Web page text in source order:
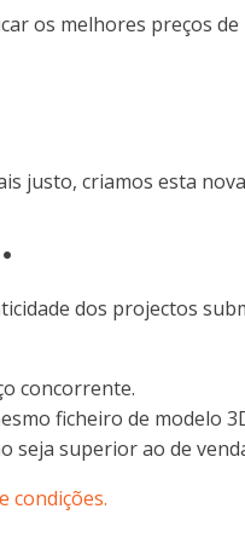
os melhores preços
justo, criamos esta
dos projectos
concorrente.
ficheiro de modelo
superior ao de
condições.